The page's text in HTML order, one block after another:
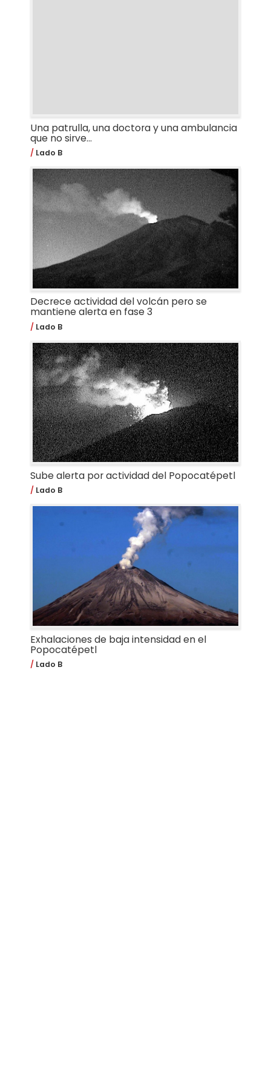
Una patrulla, una doctora y una ambulancia
que no sirve...
Lado B
Decrece actividad del volcán pero se
mantiene alerta en fase 3
Lado B
Sube alerta por actividad del Popocatépetl
Lado B
Exhalaciones de baja intensidad en el
Popocatépetl
Lado B